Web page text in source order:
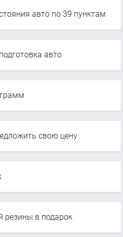
авто по 39 пунктам
авто
свою цену
резины в подарок